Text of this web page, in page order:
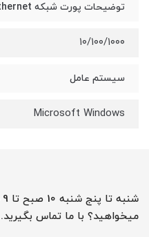
توضیحات پورت شبکه Ethernet
۱۰/۱۰۰/۱۰۰۰
سیستم عامل
Microsoft Windows
میخواهید؟ با ما تماس بگیرید.